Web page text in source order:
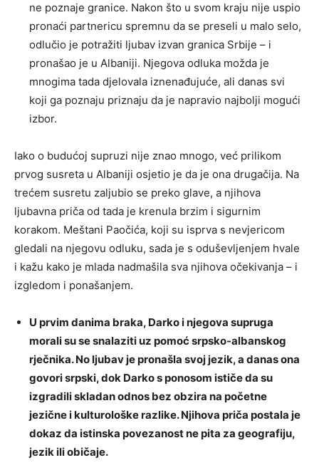
ne poznaje granice. Nakon što u svom kraju nije uspio
pronaći partnericu spremnu da se preseli u malo selo,
odlučio je potražiti ljubav izvan granica Srbije – i
pronašao je u Albaniji. Njegova odluka možda je
mnogima tada djelovala iznenađujuće, ali danas svi
koji ga poznaju priznaju da je napravio najbolji mogući
izbor.
Iako o budućoj supruzi nije znao mnogo, već prilikom
prvog susreta u Albaniji osjetio je da je ona drugačija. Na
trećem susretu zaljubio se preko glave, a njihova
ljubavna priča od tada je krenula brzim i sigurnim
korakom. Meštani Paočića, koji su isprva s nevjericom
gledali na njegovu odluku, sada je s oduševljenjem hvale
i kažu kako je mlada nadmašila sva njihova očekivanja – i
izgledom i ponašanjem.
U prvim danima braka, Darko i njegova supruga
morali su se snalaziti uz pomoć srpsko-albanskog
rječnika. No ljubav je pronašla svoj jezik, a danas ona
govori srpski, dok Darko s ponosom ističe da su
izgradili skladan odnos bez obzira na početne
jezične i kulturološke razlike. Njihova priča postala je
dokaz da istinska povezanost ne pita za geografiju,
jezik ili običaje.